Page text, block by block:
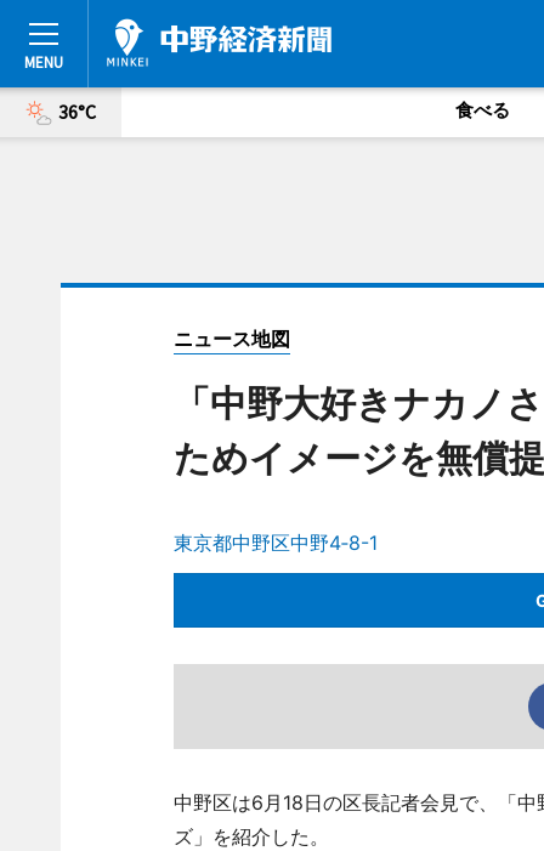
36°C 食べる
ニュース地図
「中野大好きナカ
ためイメージを無償
東京都中野区中野4‐8-1
中野区は6月18日の区長記者会見で、「
ズ」を紹介した。